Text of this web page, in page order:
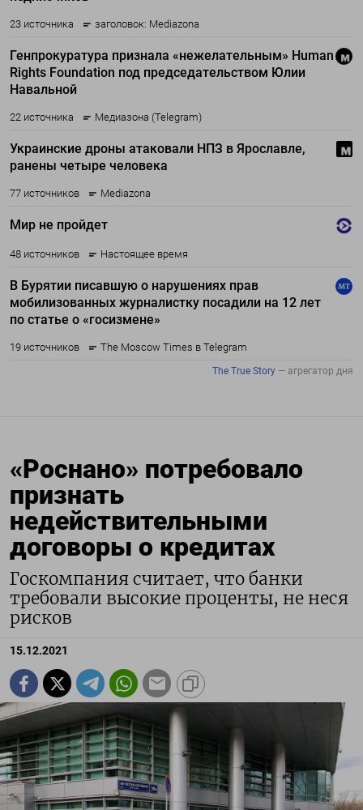
«Роснано» потребовало
признать
недействительными
договоры о кредитах
Госкомпания считает, что банки
требовали высокие проценты, не неся
рисков
15.12.2021